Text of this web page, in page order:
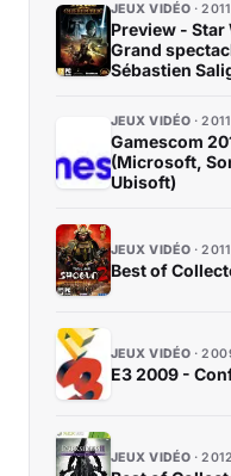
JEUX VIDÉO 2011
Preview - Star
Grand
Sébastien
JEUX VIDÉO 2011
Gamescom
(Microsoft,
Ubisoft)
JEUX VIDÉO 2011
Best of
JEUX VIDÉO
E3 2009 -
JEUX VIDÉO 2012